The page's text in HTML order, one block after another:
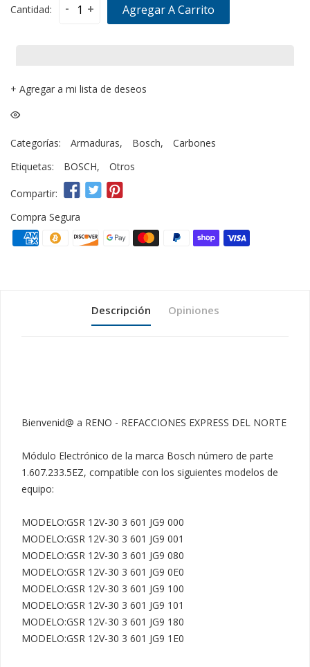
Cantidad: - + Agregar A Carrito
+ Agregar a mi lista de deseos
Categorías: Armaduras, Bosch,
Carbones
Etiquetas:
BOSCH, Otros
Compartir:
Compra Segura
Descripción Opiniones
Bienvenid@ a RENO - REFACCIONES EXPRESS DEL NORTE
Módulo Electrónico de la marca Bosch número de parte
1.607.233.5EZ, compatible con los siguientes modelos de
equipo:
MODELO:GSR 12V-30 3 601 JG9 000
MODELO:GSR 12V-30 3 601 JG9 001
MODELO:GSR 12V-30 3 601 JG9 080
MODELO:GSR 12V-30 3 601 JG9 0E0
MODELO:GSR 12V-30 3 601 JG9 100
MODELO:GSR 12V-30 3 601 JG9 101
MODELO:GSR 12V-30 3 601 JG9 180
MODELO:GSR 12V-30 3 601 JG9 1E0